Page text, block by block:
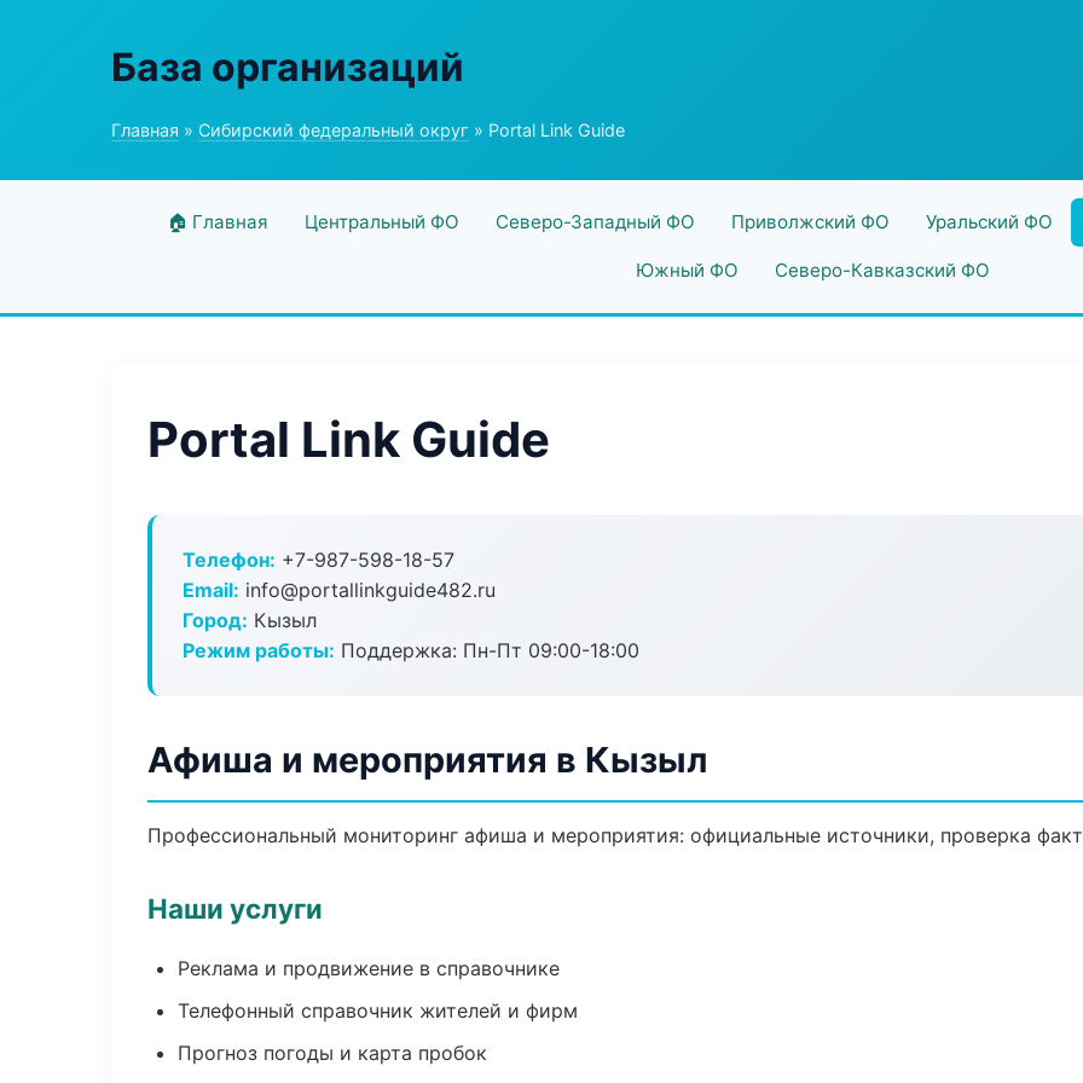
База организаций
Главная » Сибирский федеральный округ » Portal Link Guide
🏠 Главная Центральный ФО Северо-Западный ФО Приволжский ФО Уральский ФО
Южный ФО Северо-Кавказский ФО
Portal Link Guide
Телефон: +7-987-598-18-57
Email: info@portallinkguide482.ru
Город: Кызыл
Режим работы: Поддержка: Пн-Пт 09:00-18:00
Афиша и мероприятия в Кызыл
Профессиональный мониторинг афиша и мероприятия: официальные источники, проверка
Наши услуги
Реклама и продвижение в справочнике
Телефонный справочник жителей и фирм
Прогноз погоды и карта пробок